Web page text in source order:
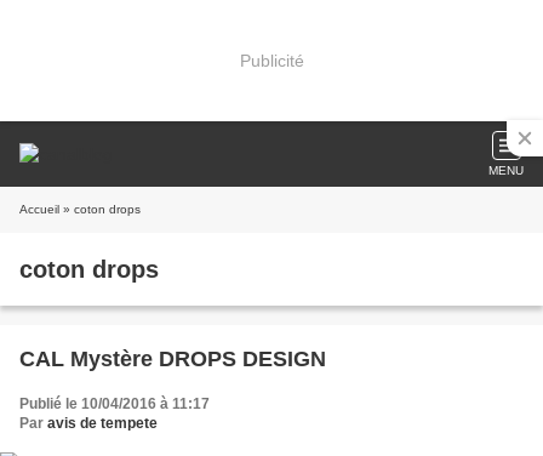
Publicité
MENU
Accueil » coton drops
coton drops
CAL Mystère DROPS DESIGN
Publié le 10/04/2016 à 11:17
Par avis de tempete